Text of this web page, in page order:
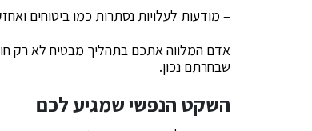
– מודעות לעלויות נסתרות כמו ביטוחים
אדם המלווה אתכם בתהליך מבטיח לא רק
שבחרתם נכון.
השקט הנפשי שמגיע לכם